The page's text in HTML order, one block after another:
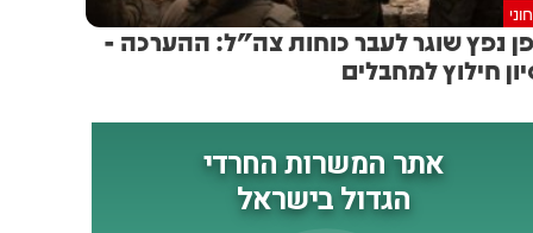
נפץ שוגר לעבר כוחות צה"ל: ההערכה -
חילוץ למחבלים